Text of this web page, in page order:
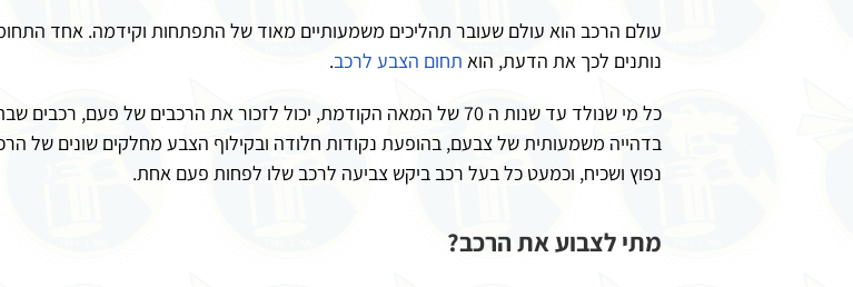
עולם הרכב הוא עולם שעובר תהליכים משמעותיים מאוד של התפתחות וקידמה. אחד
נותנים לכך את הדעת, הוא תחום הצבע לרכב.
כל מי שנולד עד שנות ה 70 של המאה הקודמת, יכול לזכור את הרכבים של
בדהייה משמעותית של צבעם, בהופעת נקודות חלודה ובקילוף הצבע מחלקים שונים של
נפוץ ושכיח, וכמעט כל בעל רכב ביקש צביעה לרכב שלו לפחות פעם אחת.
מתי לצבוע את הרכב?